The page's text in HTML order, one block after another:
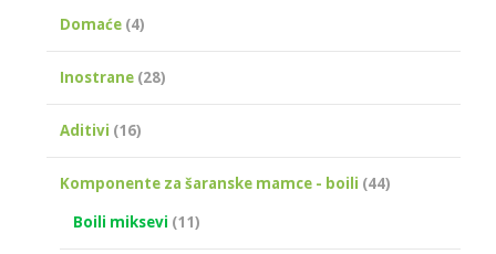
Domaće (4)
Inostrane (28)
Aditivi (16)
Komponente za šaranske mamce - boili (44)
Boili miksevi (11)